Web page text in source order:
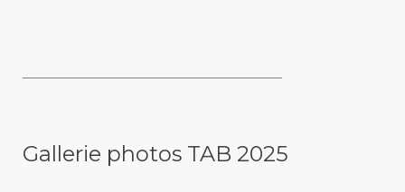
Gallerie photos TAB 2025